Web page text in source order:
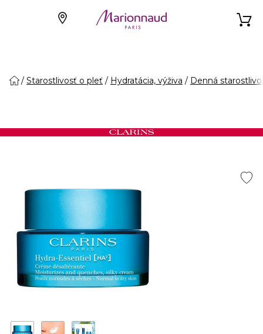
Starostlivosť o pleť Hydratácia, výživa Denná